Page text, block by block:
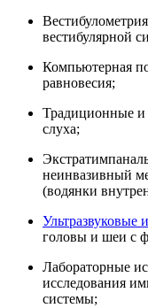
вестибулярной
Компьютерная
равновесия;
Традиционные и
слуха;
неинвазивный
(водянки
Ультразвуковые
головы и шеи с
Лабораторные
исследования
системы;